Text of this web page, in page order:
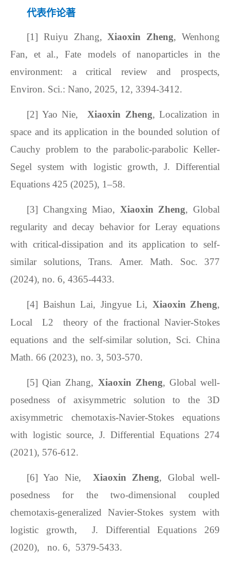
代表作论著
[1] Ruiyu Zhang,Xiaoxin Zheng, Wenhong
Fan,et al., Fate models of nanoparticles in the
environment: a critical review and prospects,
Environ. Sci.: Nano, 2025, 12, 3394-3412.
[2] Yao Nie, Xiaoxin Zheng, Localization in
space and its application in the bounded solution of
Cauchy problem to the parabolic-parabolic Keller-
Segel system with logistic growth, J. Differential
Equations 425 (2025), 1–58.
[3] Changxing Miao, Xiaoxin Zheng,Global
regularity and decay behavior for Leray equations
with critical-dissipation and its application to self-
similar solutions, Trans. Amer. Math. Soc. 377
(2024), no. 6, 4365-4433.
[4] Baishun Lai, Jingyue Li, Xiaoxin Zheng,
Local L2 theory of the fractional Navier-Stokes
equations and the self-similar solution, Sci. China
Math. 66 (2023), no. 3, 503-570.
[5]Qian Zhang, Xiaoxin Zheng, Global well-
posedness of axisymmetric solution to the 3D
axisymmetric chemotaxis-Navier-Stokes equations
with logistic source, J. Differential Equations 274
(2021), 576-612.
[6]Yao Nie, Xiaoxin Zheng, Global well-
posedness for the two-dimensional coupled
chemotaxis-generalized Navier-Stokes system with
logistic growth, J. Differential Equations 269
(2020), no. 6, 5379-5433.